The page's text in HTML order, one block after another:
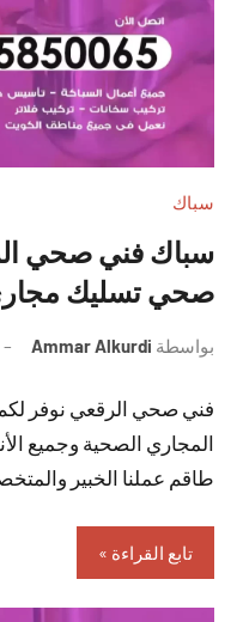
سباك
صحي تسليك
بواسطة Ammar Alkurdi
فني صحي الرقعي نوفر
المجاري الصحية وجميع
طاقم عملنا الخبير
تابع القراءة